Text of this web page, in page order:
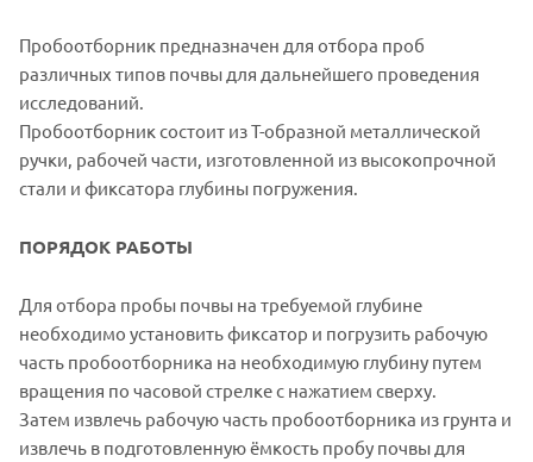
Пробоотборник предназначен для отбора проб
различных типов почвы для дальнейшего проведения
исследований.
Пробоотборник состоит из Т-образной металлической
ручки, рабочей части, изготовленной из высокопрочной
стали и фиксатора глубины погружения.
ПОРЯДОК РАБОТЫ
Для отбора пробы почвы на требуемой глубине
необходимо установить фиксатор и погрузить рабочую
часть пробоотборника на необходимую глубину путем
вращения по часовой стрелке с нажатием сверху.
Затем извлечь рабочую часть пробоотборника из грунта и
извлечь в подготовленную ёмкость пробу почвы для